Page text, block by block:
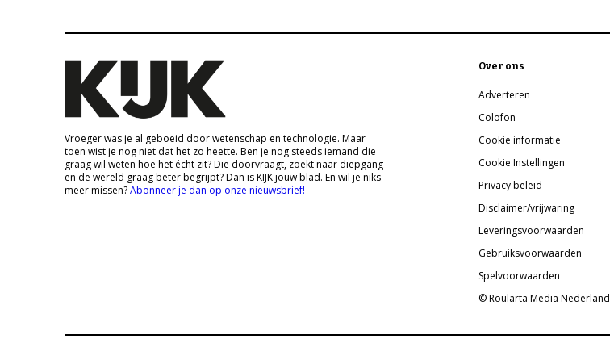
Vroeger was je al geboeid door wetenschap en technologie. Maar
toen wist je nog niet dat het zo heette. Ben je nog steeds iemand die
graag wil weten hoe het écht zit? Die doorvraagt, zoekt naar diepgang
en de wereld graag beter begrijpt? Dan is KIJK jouw blad. En wil je niks
meer missen?Abonneer je dan op onze nieuwsbrief!
Over ons
Adverteren
Colofon
Cookie informatie
Cookie Instellingen
Privacy beleid
Disclaimer/vrijwaring
Leveringsvoorwaarden
Gebruiksvoorwaarden
Spelvoorwaarden
© Roularta Media Nederland